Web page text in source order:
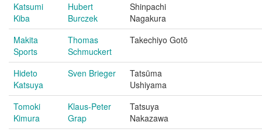
Katsumi
Kiba
Hubert
Burczek
Shinpachi
Nagakura
Makita
Sports
Thomas
Schmuckert
Takechiyo Gotō
Hideto
Katsuya
Sven Brieger
Tatsūma
Ushiyama
Tomoki
Kimura
Klaus-Peter
Grap
Tatsuya
Nakazawa